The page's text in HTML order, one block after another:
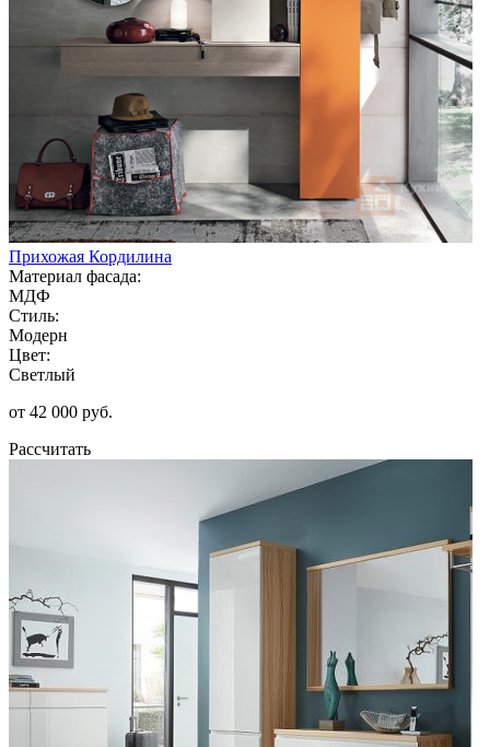
Прихожая Кордилина
Материал фасада:
МДФ
Стиль:
Модерн
Цвет:
Светлый
от 42 000 руб.
Рассчитать